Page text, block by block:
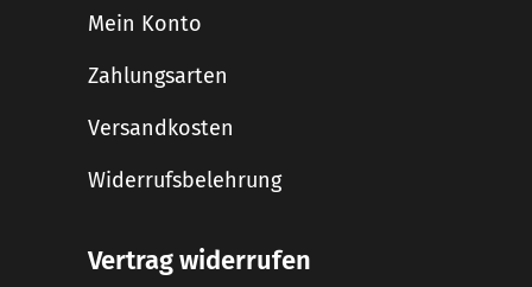
Mein Konto
Zahlungsarten
Versandkosten
Widerrufsbelehrung
Vertrag widerrufen